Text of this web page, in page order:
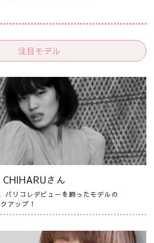
注目モデル
さん
パリコレデビューを飾ったモデルの
アップ！